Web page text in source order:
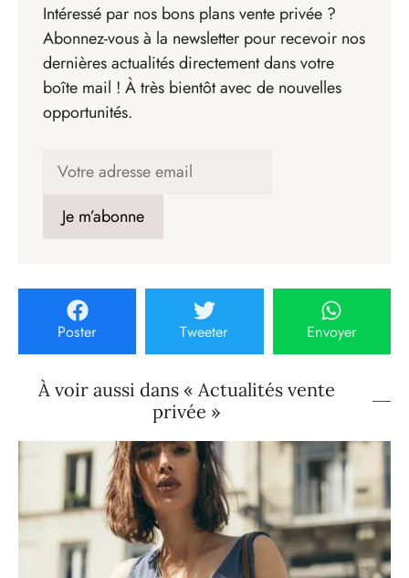
Intéressé par nos bons plans vente privée ?
Abonnez-vous à la newsletter pour recevoir nos
dernières actualités directement dans votre
boîte mail ! À très bientôt avec de nouvelles
opportunités.
Poster Tweeter Envoyer
À voir aussi dans « Actualités vente
privée »